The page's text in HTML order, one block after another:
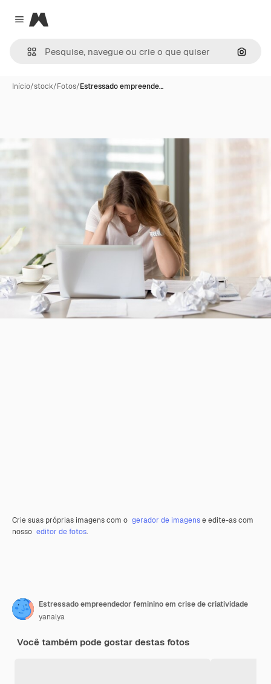
Close menu
Magnific
Início/stock/Fotos/Estressado empreende…
Crie suas próprias imagens com o gerador de imagense edite-as com
nosso editor de fotos.
Estressado empreendedor feminino em crise de criatividade
yanalya
Você também pode gostar destas fotos